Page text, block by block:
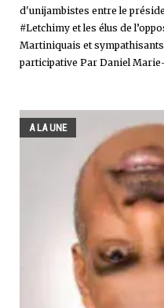
d'unijambistes entre le
#Letchimy et les élus de
Martiniquais et
participative Par Daniel
A LA UNE